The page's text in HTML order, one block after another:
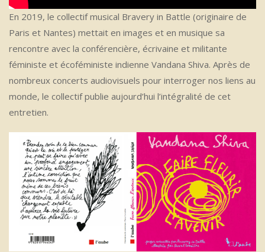
En 2019, le collectif musical Bravery in Battle (originaire de
Paris et Nantes) mettait en images et en musique sa
rencontre avec la conférencière, écrivaine et militante
féministe et écoféministe indienne Vandana Shiva. Après de
nombreux concerts audiovisuels pour interroger nos liens au
monde, le collectif publie aujourd’hui l’intégralité de cet
entretien.